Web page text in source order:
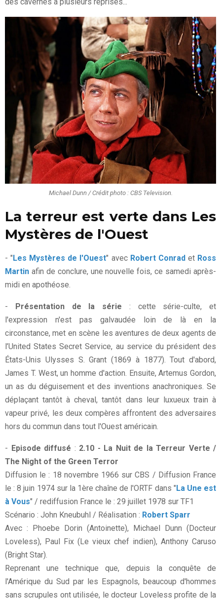
Michael Dunn / Crédit photo : CBS Television.
La terreur est verte dans Les
Mystères de l'Ouest
- "Les Mystères de l'Ouest" avec Robert Conradet Ross
Martin afin de conclure, une nouvelle fois, ce samedi après-
midi en apothéose.
- Présentation de la série : cette série-culte, et
l'expression n'est pas galvaudée loin de là en la
circonstance, met en scène les aventures de deux agents de
l’United States Secret Service, au service du président des
États-Unis Ulysses S. Grant (1869 à 1877). Tout d'abord,
James T. West, un homme d'action. Ensuite, Artemus Gordon,
un as du déguisement et des inventions anachroniques. Se
déplaçant tantôt à cheval, tantôt dans leur luxueux train à
vapeur privé, les deux compères affrontent des adversaires
hors du commun dans tout l'Ouest américain.
- Episode diffusé : 2.10 - La Nuit de la Terreur Verte /
The Night of the Green Terror
Diffusion le : 18 novembre 1966 sur CBS / Diffusion France
le : 8 juin 1974 sur la 1ère chaîne de l'ORTF dans "La Une est
à Vous" / rediffusion France le : 29 juillet 1978 sur TF1
Scénario : John Kneubuhl / Réalisation : Robert Sparr
Avec : Phoebe Dorin (Antoinette), Michael Dunn (Docteur
Loveless), Paul Fix (Le vieux chef indien), Anthony Caruso
(Bright Star).
Reprenant une technique que, depuis la conquête de
l'Amérique du Sud par les Espagnols, beaucoup d'hommes
sans scrupules ont utilisée, le docteur Loveless profite de la